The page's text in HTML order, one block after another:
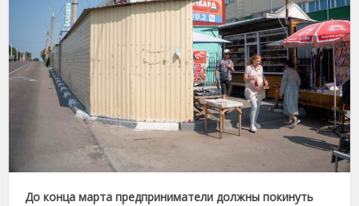
До конца марта предприниматели должны покинуть